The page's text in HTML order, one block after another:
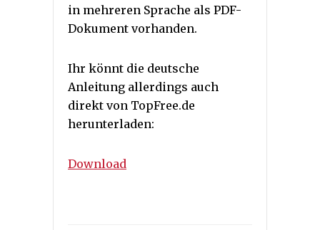
in mehreren Sprache als PDF-
Dokument vorhanden.
Ihr könnt die deutsche
Anleitung allerdings auch
direkt von TopFree.de
herunterladen:
Download